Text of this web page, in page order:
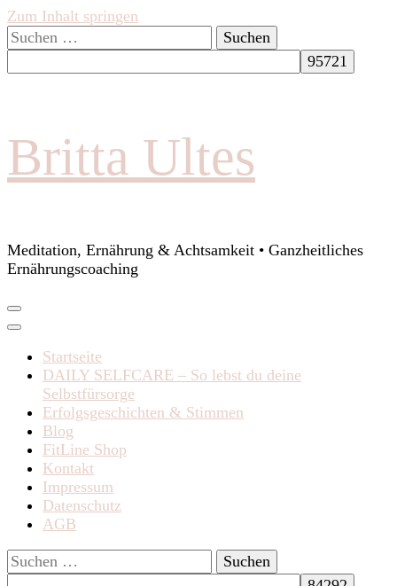
Zum Inhalt springen
Suchen
nach:
Britta Ultes
Meditation, Ernährung & Achtsamkeit • Ganzheitliches
Ernährungscoaching
Startseite
DAILY SELFCARE – So lebst du deine
Selbstfürsorge
Erfolgsgeschichten & Stimmen
Blog
FitLine Shop
Kontakt
Impressum
Datenschutz
AGB
Suchen
nach: